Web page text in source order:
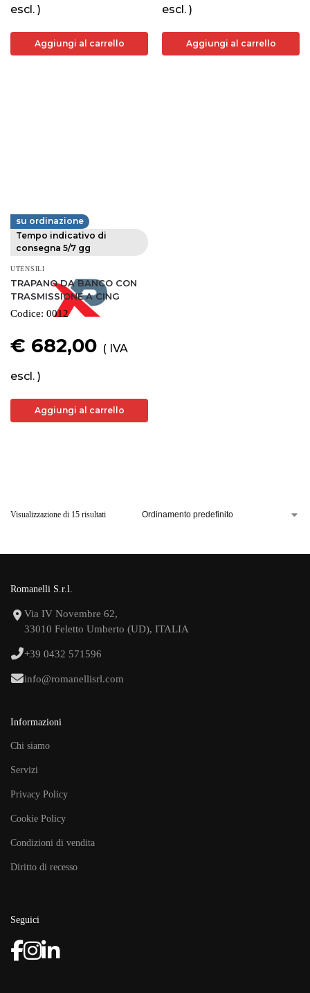
escl. )
Aggiungi al carrello
escl. )
Aggiungi al carrello
FERVI
su ordinazione
Tempo indicativo di
consegna 5/7 gg
UTENSILI
TRAPANO DA BANCO CON
TRASMISSIONE A CING
Codice: 0012
€ 682,00 ( IVA
escl. )
Aggiungi al carrello
Visualizzazione di 15 risultati
Romanelli S.r.l.
Via IV Novembre 62,
33010 Feletto Umberto (UD), ITALIA
+39 0432 571596
info@romanellisrl.com
Informazioni
Chi siamo
Servizi
Privacy Policy
Cookie Policy
Condizioni di vendita
Diritto di recesso
Seguici